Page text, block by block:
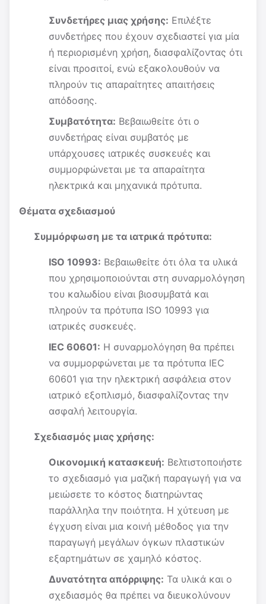
Συνδετήρες μιας χρήσης: Επιλέξτε
συνδετήρες που έχουν σχεδιαστεί για μία
ή περιορισμένη χρήση, διασφαλίζοντας ότι
είναι προσιτοί, ενώ εξακολουθούν να
πληρούν τις απαραίτητες απαιτήσεις
απόδοσης.
Συμβατότητα: Βεβαιωθείτε ότι ο
συνδετήρας είναι συμβατός με
υπάρχουσες ιατρικές συσκευές και
συμμορφώνεται με τα απαραίτητα
ηλεκτρικά και μηχανικά πρότυπα.
Θέματα σχεδιασμού
Συμμόρφωση με τα ιατρικά πρότυπα:
ISO 10993: Βεβαιωθείτε ότι όλα τα υλικά
που χρησιμοποιούνται στη συναρμολόγηση
του καλωδίου είναι βιοσυμβατά και
πληρούν τα πρότυπα ISO 10993 για
ιατρικές συσκευές.
IEC 60601: Η συναρμολόγηση θα πρέπει
να συμμορφώνεται με τα πρότυπα IEC
60601 για την ηλεκτρική ασφάλεια στον
ιατρικό εξοπλισμό, διασφαλίζοντας την
ασφαλή λειτουργία.
Σχεδιασμός μιας χρήσης:
Οικονομική κατασκευή: Βελτιστοποιήστε
το σχεδιασμό για μαζική παραγωγή για να
μειώσετε το κόστος διατηρώντας
παράλληλα την ποιότητα. Η χύτευση με
έγχυση είναι μια κοινή μέθοδος για την
παραγωγή μεγάλων όγκων πλαστικών
εξαρτημάτων σε χαμηλό κόστος.
Δυνατότητα απόρριψης: Τα υλικά και ο
σχεδιασμός θα πρέπει να διευκολύνουν